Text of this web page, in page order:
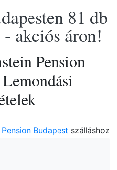
81 db
akciós áron!
Pension
Budapest szálláshoz